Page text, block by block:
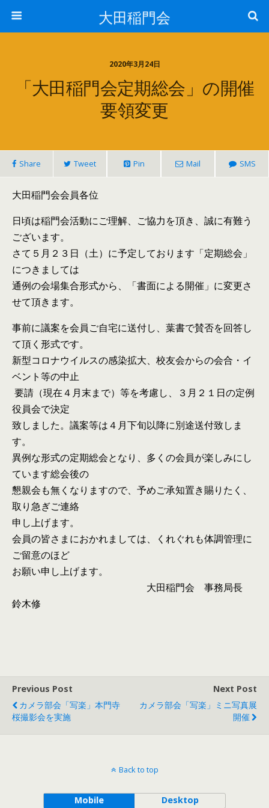
大田稲門会
2020年3月24日
「大田稲門会定期総会」の開催
要領変更
Share Tweet Pin Mail SMS
大田稲門会会員各位
日頃は稲門会活動にご理解、ご協力を頂き、誠に有難う
ございます。
さて５月２３日（土）に予定しております「定期総会」
につきましては
通例の会場集合形式から、「書面による開催」に変更さ
せて頂きます。
事前に議案を会員ご自宅に送付し、葉書で賛否を回答し
て頂く形式です。
新型コロナウイルスの感染拡大、校友会からの会合・イ
ベント等の中止
要請 （現在４月末まで）等を考慮し、３月２１日の定例
役員会で決定
致しました。議案等は４月下旬以降に別途送付致しま
す。
異例な形式の定期総会となり、多くの会員が楽しみにし
ています総会後の
懇親会も無くなりますので、予めご承知置き賜りたく、
取り急ぎご連絡
申し上げます。
会員の皆さまにおかれましては、くれぐれも体調管理に
ご留意のほど
お願い申し上げます。
大田稲門会 事務局長
鈴木修
Previous Post
カメラ部会「写楽」本門寺
桜撮影会を実施
Next Post
カメラ部会「写楽」ミニ写真展
開催
Back to top
Mobile Desktop